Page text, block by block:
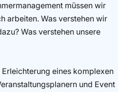
müssen wir
arbeiten. Was verstehen wir
Was verstehen unsere
eines komplexen
und Event